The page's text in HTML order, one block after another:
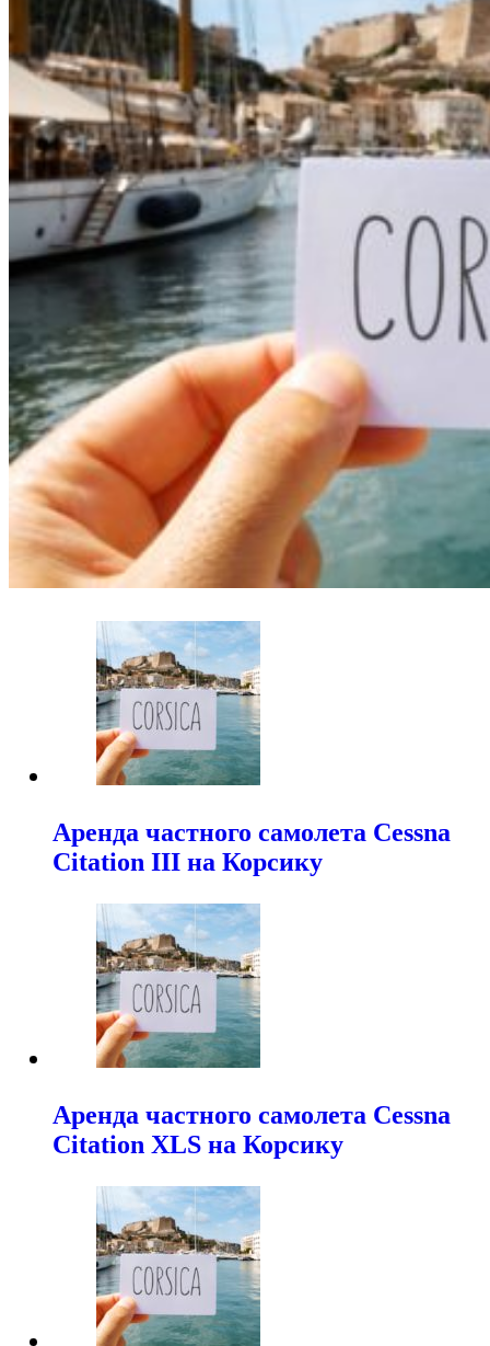
Аренда частного самолета Cessna
Citation III на Корсику
Аренда частного самолета Cessna
Citation XLS на Корсику